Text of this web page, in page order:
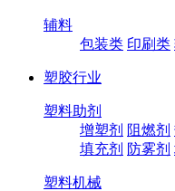
辅料
包装类 印刷类
塑胶行业
塑料助剂
增塑剂 阻燃剂
填充剂 防雾剂
塑料机械